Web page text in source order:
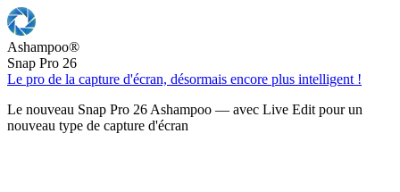
Ashampoo®
Snap Pro 26
Le pro de la capture d'écran, désormais encore plus intelligent !
Le nouveau Snap Pro 26 Ashampoo — avec Live Edit pour un
nouveau type de capture d'écran